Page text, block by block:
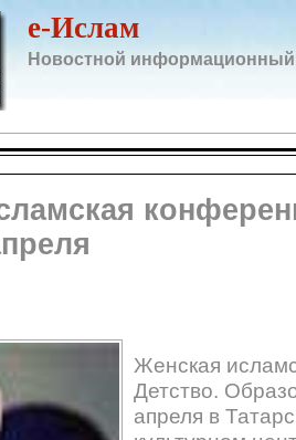
e-Ислам
Новостной информационный
Женская
Детство.
апреля в